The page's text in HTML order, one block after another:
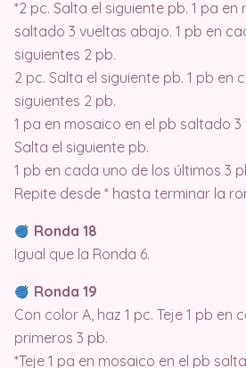
*2 pc. Salta el siguiente pb. 1 pa en
saltado 3 vueltas abajo. 1 pb en
siguientes 2 pb.
2 pc. Salta el siguiente pb. 1 pb en
siguientes 2 pb.
1 pa en mosaico en el pb saltado
Salta el siguiente pb.
1 pb en cada uno de los últimos 3
Repite desde * hasta terminar la
Ronda 18
Igual que la Ronda 6.
Ronda 19
Con color A, haz 1 pc. Teje 1 pb en
primeros 3 pb.
*Teje 1 pa en mosaico en el pb